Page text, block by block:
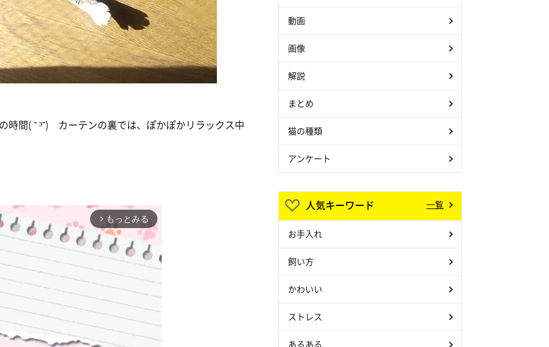
時間( ˘ ³˘) カーテンの裏では、ぽかぽかリラックス中
arrow_forward_ios もっとみる
動画
画像
解説
まとめ
猫の種類
アンケート
人気キーワード 一覧
お手入れ
飼い方
かわいい
ストレス
あるある